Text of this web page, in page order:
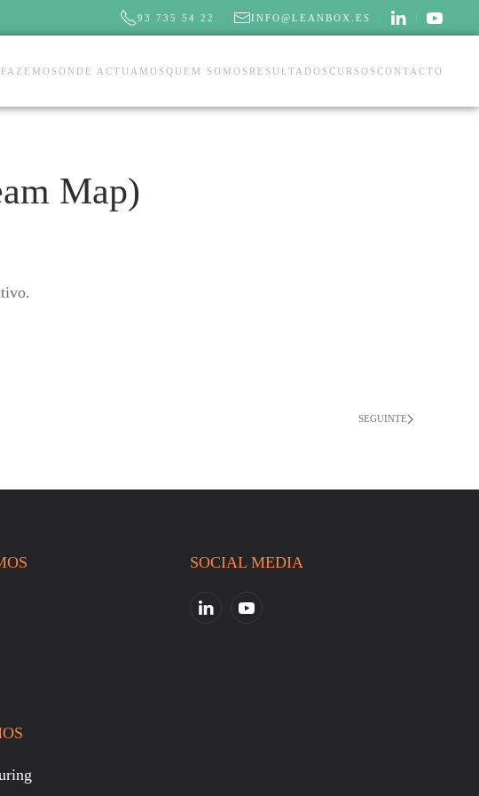
93 735 54 22 INFO@LEANBOX.ES
ONDE ACTUAMOSQUEM SOMOS RESULTADOSCURSOSCONTACTO
Map)
SEGUINTE
SOCIAL MEDIA